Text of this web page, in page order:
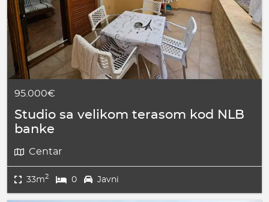
95.000€
Studio sa velikom terasom kod NLB
banke
Centar
33m2 0 Javni